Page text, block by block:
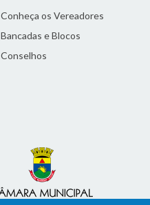
Conheça os Vereadores
Bancadas e Blocos
Conselhos